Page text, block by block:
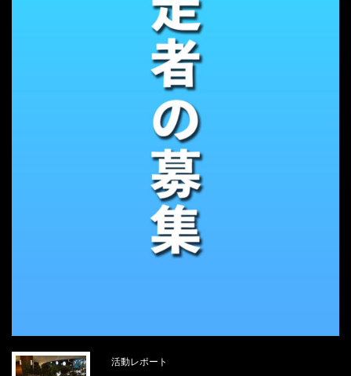
活動レポート